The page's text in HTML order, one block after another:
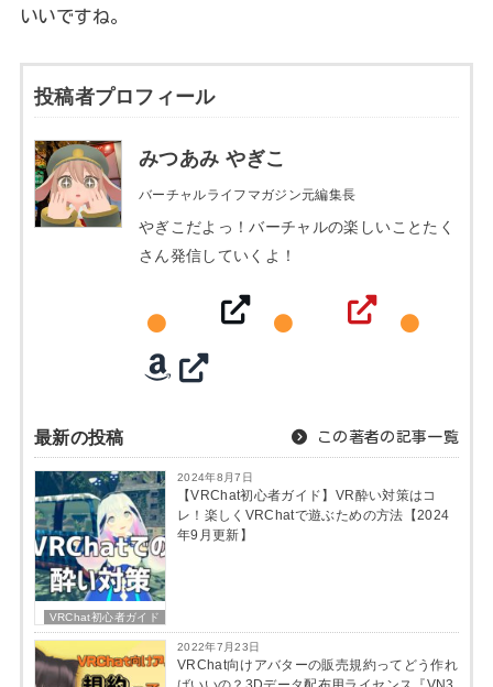
いいですね。
投稿者プロフィール
みつあみ やぎこ
バーチャルライフマガジン元編集長
やぎこだよっ！バーチャルの楽しいことたく
さん発信していくよ！
最新の投稿 この著者の記事一覧
VRChat初心者ガイド
2024年8月7日
【VRChat初心者ガイド】VR酔い対策はコ
レ！楽しくVRChatで遊ぶための方法【2024
年9月更新】
2022年7月23日
VRChat向けアバターの販売規約ってどう作れ